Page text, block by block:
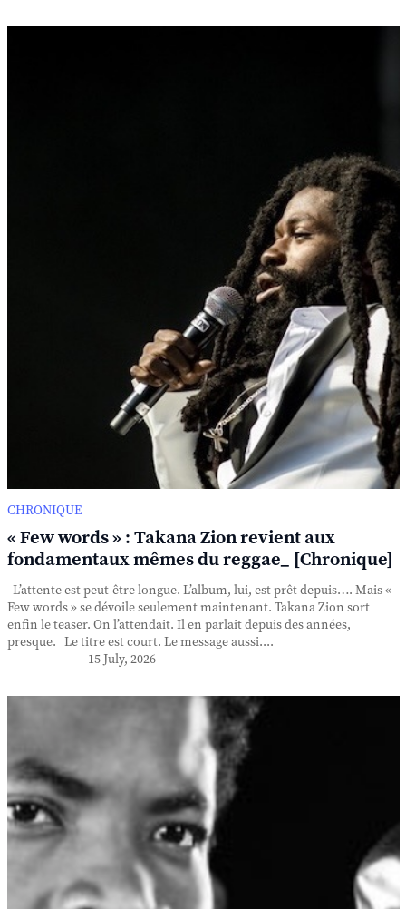
CHRONIQUE
« Few words » : Takana Zion revient aux
fondamentaux mêmes du reggae_ [Chronique]
L’attente est peut-être longue. L’album, lui, est prêt depuis…. Mais «
Few words » se dévoile seulement maintenant. Takana Zion sort
enfin le teaser. On l’attendait. Il en parlait depuis des années,
presque. Le titre est court. Le message aussi....
15 July, 2026